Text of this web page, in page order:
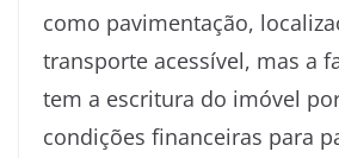
como pavimentação,
transporte acessível, mas a
tem a escritura do imóvel
condições financeiras para